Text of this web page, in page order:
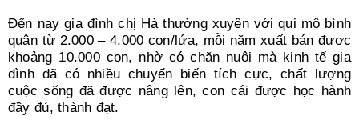
Đến nay gia đình chị Hà thường xuyên với qui mô bình
quân từ 2.000 – 4.000 con/lứa, mỗi năm xuất bán được
khoảng 10.000 con, nhờ có chăn nuôi mà kinh tế gia
đình đã có nhiều chuyển biến tích cực, chất lượng
cuộc sống đã được nâng lên, con cái được học hành
đầy đủ, thành đạt.